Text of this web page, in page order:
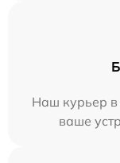
Наш курьер в
ваше